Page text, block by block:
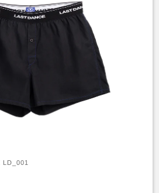
LD_001